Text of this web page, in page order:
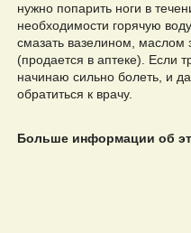
нужно попарить ноги в
необходимости горячую
смазать вазелином,
(продается в аптеке). Если
начинаю сильно болеть, и
обратиться к врачу.
Больше информации об